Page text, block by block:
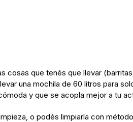
que tenés que llevar
una mochila de 60 litros para
y que se acopla mejor a tu
o podés limpiarla con